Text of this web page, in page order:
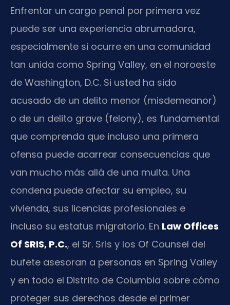
Enfrentar un cargo penal por primera vez
puede ser una experiencia abrumadora,
especialmente si ocurre en una comunidad
tan unida como Spring Valley, en el noroeste
de Washington, D.C. Si usted ha sido
acusado de un delito menor (misdemeanor)
o de un delito grave (felony), es fundamental
que comprenda que incluso una primera
ofensa puede acarrear consecuencias que
van mucho más allá de una multa. Una
condena puede afectar su empleo, su
vivienda, sus licencias profesionales e
incluso su estatus migratorio. En Law Offices
Of SRIS, P.C., el Sr. Sris y los Of Counsel del
bufete asesoran a personas en Spring Valley
y en todo el Distrito de Columbia sobre cómo
proteger sus derechos desde el primer